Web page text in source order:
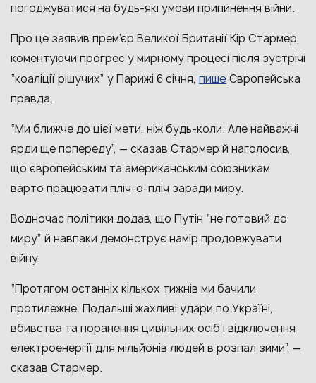
погоджуватися на будь-які умови припинення війни.
Про це заявив прем’єр Великої Британії Кір Стармер,
коментуючи прогрес у мирному процесі після зустрічі
“коаліції рішучих” у Парижі 6 січня, пишеЄвропейська
правда.
“Ми ближче до цієї мети, ніж будь-коли. Але найважчі
ярди ще попереду”, — сказав Стармер й наголосив,
що європейським та американським союзникам
варто працювати пліч-о-пліч заради миру.
Водночас політики додав, що Путін “не готовий до
миру” й навпаки демонструє намір продовжувати
війну.
“Протягом останніх кількох тижнів ми бачили
протилежне. Подальші жахливі удари по Україні,
вбивства та поранення цивільних осіб і відключення
електроенергії для мільйонів людей в розпал зими”, —
сказав Стармер.